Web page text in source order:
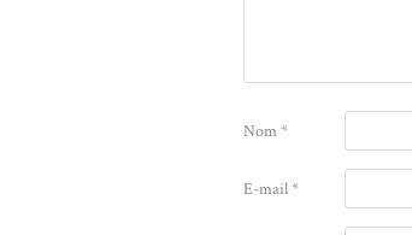
Nom*
E-mail*